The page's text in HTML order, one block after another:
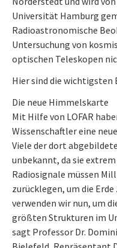
Universität Hamburg
Radioastronomische
Untersuchung von
optischen Teleskopen
Hier sind die wichtigsten
Die neue Himmelskarte
Mit Hilfe von LOFAR
Wissenschaftler eine
Viele der dort
unbekannt, da sie
Radiosignale müssen
zurücklegen, um die
verwenden wir nun, um
größten Strukturen im
sagt Professor Dr.